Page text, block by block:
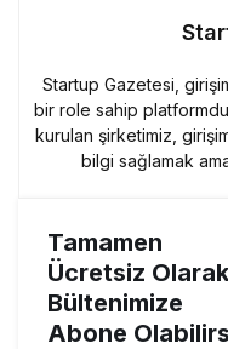
Startup Gazetesi,
bir role sahip
kurulan şirketimiz,
bilgi sağlamak
Tamamen
Ücretsiz Olarak
Bültenimize
Abone